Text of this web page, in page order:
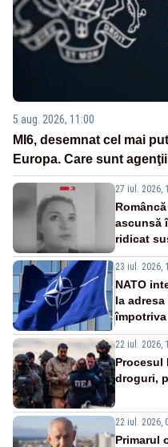
5 aug. 2026, 11:00
MI6, desemnat cel mai
Europa. Care sunt
27 iul. 2026,
ascunsă
ridicat
23 iul. 2026,
NATO
la
împotriva
22 iul. 2026,
Procesul
droguri,
22 iul. 2026,
Primarul